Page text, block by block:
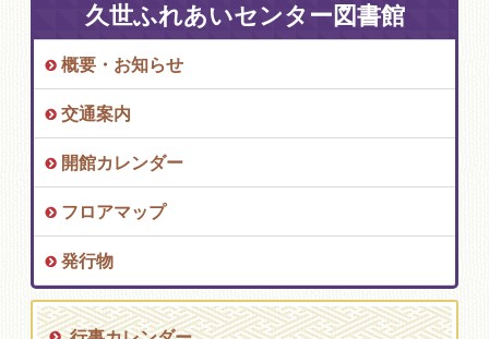
久世ふれあいセンター図書館
概要・お知らせ
交通案内
開館カレンダー
フロアマップ
発行物